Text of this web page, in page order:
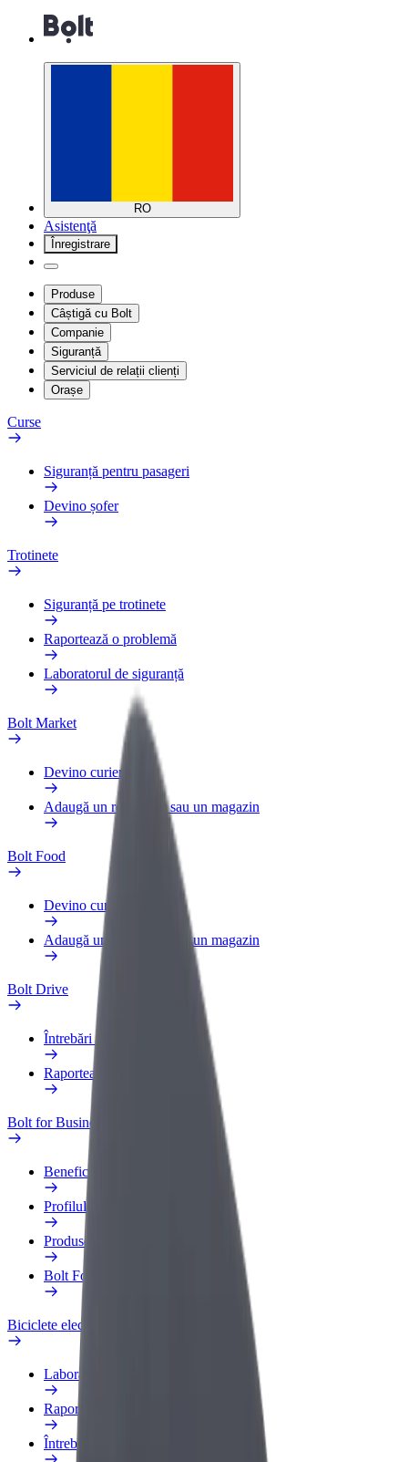
RO
Asistenţă
Înregistrare
Produse
Câștigă cu Bolt
Companie
Siguranță
Serviciul de relații clienți
Orașe
Curse
Siguranță pentru pasageri
Devino șofer
Trotinete
Siguranță pe trotinete
Raportează o problemă
Laboratorul de siguranță
Bolt Market
Devino curier
Adaugă un restaurant sau un magazin
Bolt Food
Devino curier
Adaugă un restaurant sau un magazin
Bolt Drive
Întrebări frecvente
Raportează un vehicul
Bolt for Business
Beneficii
Profilul de Serviciu
Produse
Bolt Food for Business
Biciclete electrice
Laboratorul de siguranță
Raportează o problemă
Întrebări frecvente